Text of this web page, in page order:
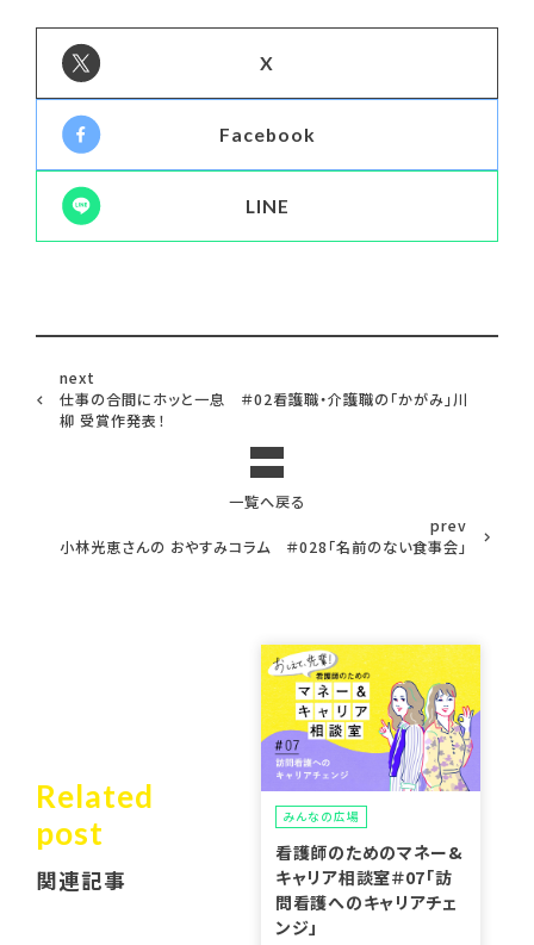
X
Facebook
LINE
next
仕事の合間にホッと一息 ＃02看護職・介護職の「かがみ」川
柳 受賞作発表！
一覧へ戻る
prev
小林光恵さんの おやすみコラム ＃028「名前のない食事会」
Related
post
関連記事
みんなの広場
看護師のためのマネー&
キャリア相談室＃07「訪
問看護へのキャリアチェ
ンジ」